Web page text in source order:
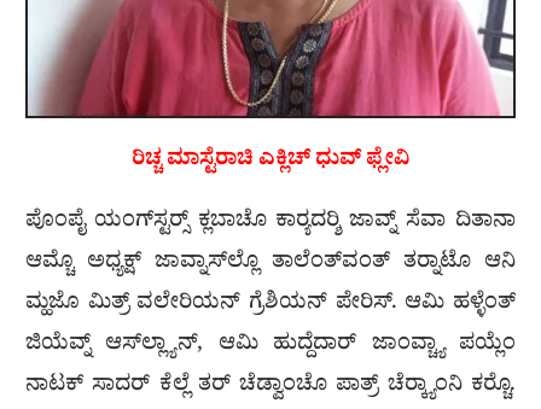
ರಿಚ್ಚ ಮಾಸ್ಟೆರಾಚಿ ಎಕ್ಲಿಚ್ ಧುವ್ ಫ್ಲೇವಿ
ಪೊಂಪೈ ಯಂಗ್‌ಸ್ಟರ‍್ಸ್ ಕ್ಲಬಾಚೊ ಕಾರ‍್ಯದರ‍್ಶಿ ಜಾವ್ನ್ ಸೆವಾ ದಿತಾನಾ
ಆಮ್ಚೊ ಅಧ್ಯಕ್ಷ್ ಜಾವ್ನಾಸ್‌ಲ್ಲೊ ತಾಲೆಂತ್‌ವಂತ್ ತರ‍್ನಾಟೊ ಆನಿ
ಮ್ಹಜೊ ಮಿತ್ರ್ ವಲೇರಿಯನ್ ಗ್ರೆಶಿಯನ್ ಪೇರಿಸ್. ಆಮಿ ಹಳ್ಳೆಂತ್
ಜಿಯೆವ್ನ್ ಆಸ್‌ಲ್ಲ್ಯಾನ್, ಆಮಿ ಹುದ್ದೆದಾರ್ ಜಾಂವ್ಚ್ಯಾ ಪಯ್ಲೆಂ
ನಾಟಕ್ ಸಾದರ್ ಕೆಲ್ಲೆ ತರ್ ಚೆಡ್ವಾಂಚೊ ಪಾತ್ರ್ ಚೆರ‍್ಕ್ಯಾಂನಿ ಕರ‍್ಚೊ.